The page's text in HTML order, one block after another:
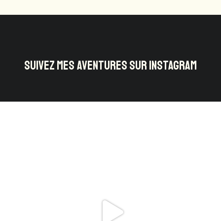
SUIVEZ MES AVENTURES SUR INSTAGRAM